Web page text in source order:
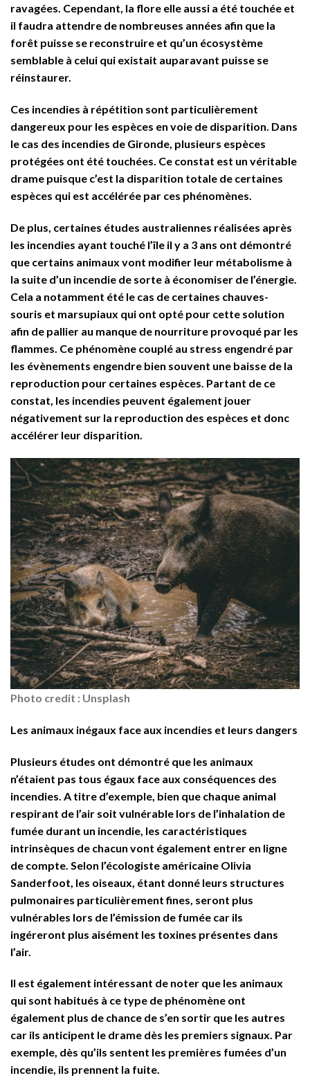
ravagées. Cependant, la flore elle aussi a été touchée et
il faudra attendre de nombreuses années afin que la
forêt puisse se reconstruire et qu’un écosystème
semblable à celui qui existait auparavant puisse se
réinstaurer.
Ces incendies à répétition sont particulièrement
dangereux pour les espèces en voie de disparition. Dans
le cas des incendies de Gironde, plusieurs espèces
protégées ont été touchées. Ce constat est un véritable
drame puisque c’est la disparition totale de certaines
espèces qui est accélérée par ces phénomènes.
De plus, certaines études australiennes réalisées après
les incendies ayant touché l’île il y a 3 ans ont démontré
que certains animaux vont modifier leur métabolisme à
la suite d’un incendie de sorte à économiser de l’énergie.
Cela a notamment été le cas de certaines chauves-
souris et marsupiaux qui ont opté pour cette solution
afin de pallier au manque de nourriture provoqué par les
flammes. Ce phénomène couplé au stress engendré par
les évènements engendre bien souvent une baisse de la
reproduction pour certaines espèces. Partant de ce
constat, les incendies peuvent également jouer
négativement sur la reproduction des espèces et donc
accélérer leur disparition.
Photo credit : Unsplash
Les animaux inégaux face aux incendies et leurs dangers
Plusieurs études ont démontré que les animaux
n’étaient pas tous égaux face aux conséquences des
incendies. A titre d’exemple, bien que chaque animal
respirant de l’air soit vulnérable lors de l’inhalation de
fumée durant un incendie, les caractéristiques
intrinsèques de chacun vont également entrer en ligne
de compte. Selon l’écologiste américaine Olivia
Sanderfoot, les oiseaux, étant donné leurs structures
pulmonaires particulièrement fines, seront plus
vulnérables lors de l’émission de fumée car ils
ingéreront plus aisément les toxines présentes dans
l’air.
Il est également intéressant de noter que les animaux
qui sont habitués à ce type de phénomène ont
également plus de chance de s’en sortir que les autres
car ils anticipent le drame dès les premiers signaux. Par
exemple, dès qu’ils sentent les premières fumées d’un
incendie, ils prennent la fuite.